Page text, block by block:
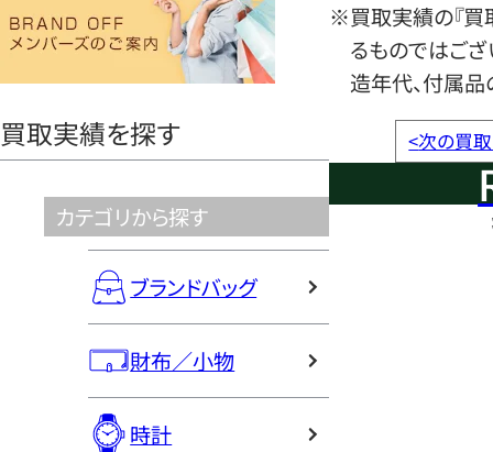
ヤ
買取実績を探す
カテゴリから探す
ブランドバッグ
財布／小物
時計
※買取実績の『買
るものではござ
造年代、付属品
<次の買